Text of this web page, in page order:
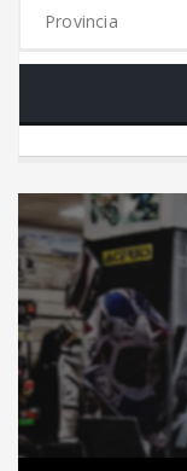
Provincia